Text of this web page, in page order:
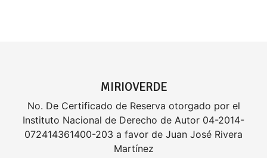
MIRIOVERDE
No. De Certificado de Reserva otorgado por el
Instituto Nacional de Derecho de Autor 04-2014-
072414361400-203 a favor de Juan José Rivera
Martínez